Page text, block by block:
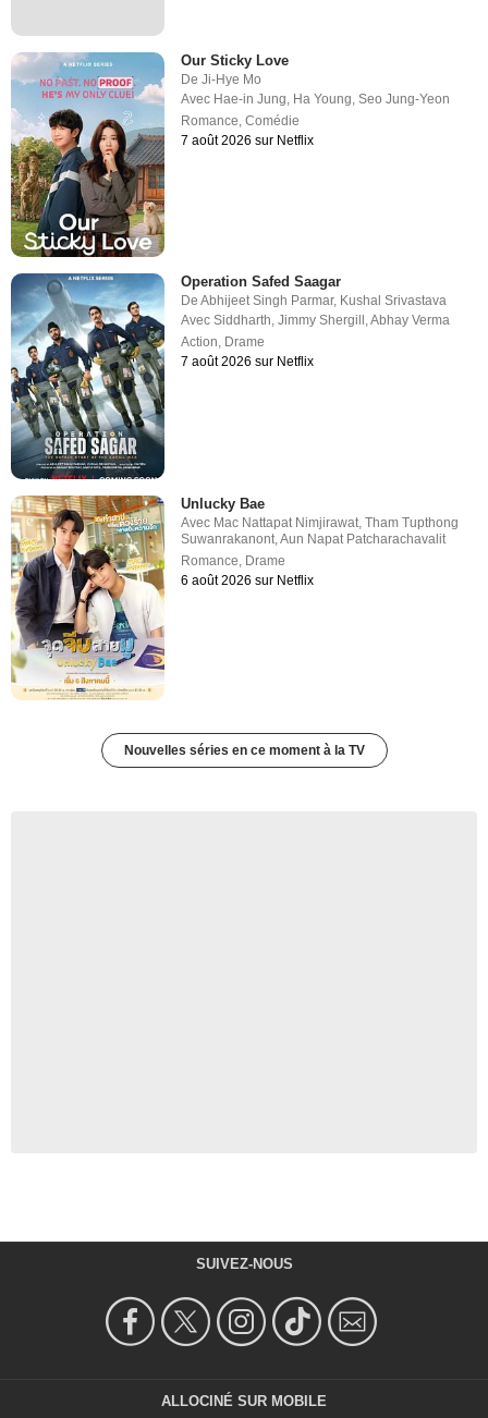
Our Sticky Love
DeJi-Hye Mo
Avec Hae-in Jung, Ha Young,Seo Jung-Yeon
Romance,Comédie
7 août 2026 sur Netflix
Operation Safed Saagar
DeAbhijeet Singh Parmar, Kushal Srivastava
AvecSiddharth,Jimmy Shergill ,Abhay Verma
Action, Drame
7 août 2026 sur Netflix
Unlucky Bae
Avec Mac Nattapat Nimjirawat ,Tham Tupthong
Suwanrakanont ,Aun Napat Patcharachavalit
Romance Drame
6 août 2026 sur Netflix
Nouvelles séries en ce moment à la TV
SUIVEZ-NOUS
ALLOCINÉ SUR MOBILE